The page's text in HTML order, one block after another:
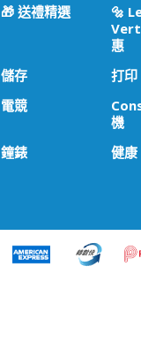
🎁 送禮精選
🔩
惠
儲存
打印
電競
機
鐘錶 健康